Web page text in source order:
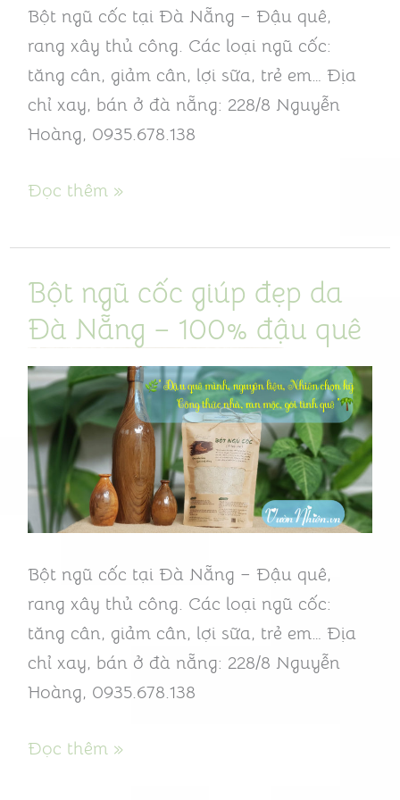
Bột ngũ cốc tại Đà Nẵng – Đậu quê,
rang xây thủ công. Các loại ngũ cốc:
tăng cân, giảm cân, lợi sữa, trẻ em… Địa
chỉ xay, bán ở đà nẵng: 228/8 Nguyễn
Hoàng, 0935.678.138
thượng
hạng
Đọc thêm »
Bột ngũ cốc giúp đẹp da
Đà Nẵng – 100% đậu quê
Bột ngũ cốc tại Đà Nẵng – Đậu quê,
rang xây thủ công. Các loại ngũ cốc:
tăng cân, giảm cân, lợi sữa, trẻ em… Địa
chỉ xay, bán ở đà nẵng: 228/8 Nguyễn
Hoàng, 0935.678.138
Bột
ngũ
giúp
đẹp
da
Đà
Nẵng
–
đậu
quê
Đọc thêm »